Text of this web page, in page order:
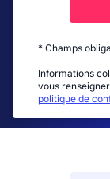
* Champs
Informations
vous
politique de